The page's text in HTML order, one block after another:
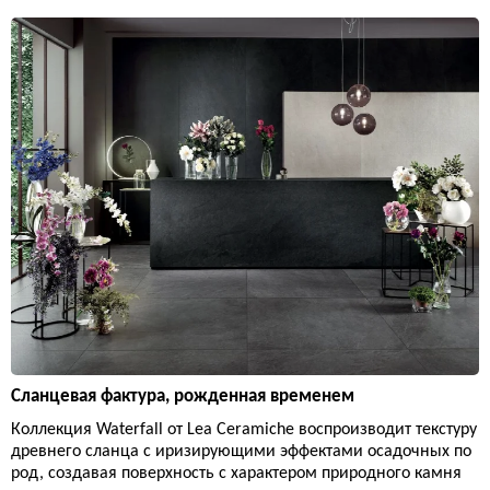
Сланцевая фактура, рожденная временем
Коллекция Waterfall от Lea Ceramiche воспроизводит текстуру
древнего сланца с иризирующими эффектами осадочных по
род, создавая поверхность с характером природного камня